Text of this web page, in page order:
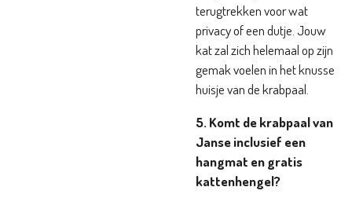
terugtrekken voor wat
privacy of een dutje. Jouw
kat zal zich helemaal op zijn
gemak voelen in het knusse
huisje van de krabpaal.
5. Komt de krabpaal van
Janse inclusief een
hangmat en gratis
kattenhengel?